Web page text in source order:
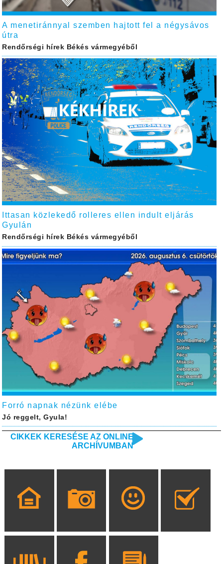
A menetiránnyal szemben hajtott fel a négysávos
útra
Rendőrségi hírek Békés vármegyéből
Ittasan közlekedő rolleres ellen indult eljárás
Gyulán
Rendőrségi hírek Békés vármegyéből
Forró napnak nézünk elébe
Jó reggelt, Gyula!
CIKKEK KERESÉSE AZ ONLINE
ARCHÍVUMBAN